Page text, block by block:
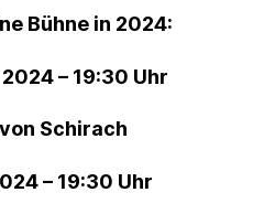
Bühne in 2024:
– 19:30 Uhr
Schirach
– 19:30 Uhr